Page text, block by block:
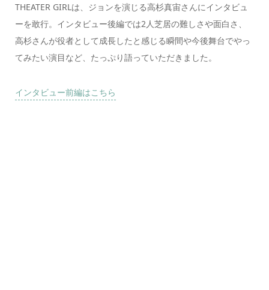
THEATER GIRLは、ジョンを演じる高杉真宙さんにインタビュ
ーを敢行。インタビュー後編では2人芝居の難しさや面白さ、
高杉さんが役者として成長したと感じる瞬間や今後舞台でやっ
てみたい演目など、たっぷり語っていただきました。
インタビュー前編はこちら